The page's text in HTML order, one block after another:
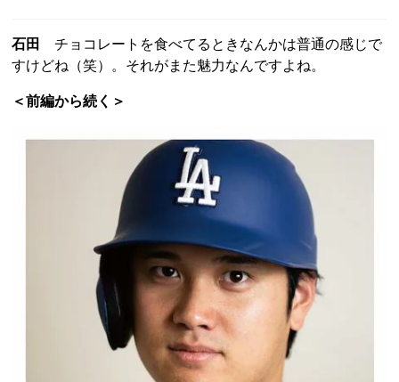
石田
チョコレートを食べてるときなんかは普通の感じで
すけどね（笑）。それがまた魅力なんですよね。
＜前編から続く＞